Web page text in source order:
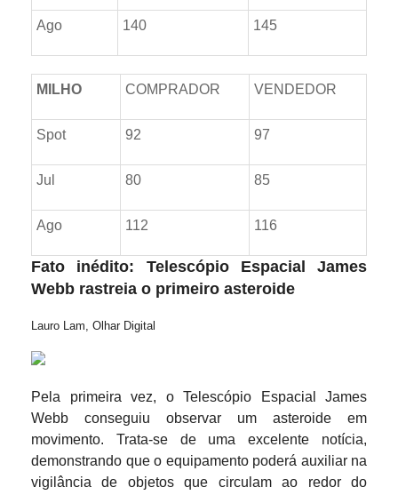
Ago 140 145
MILHO COMPRADOR VENDEDOR
Spot 92 97
Jul 80 85
Ago 112 116
Fato inédito: Telescópio Espacial James
Webb rastreia o primeiro asteroide
Lauro Lam, Olhar Digital
Pela primeira vez, o Telescópio Espacial James
Webb conseguiu observar um asteroide em
movimento. Trata-se de uma excelente notícia,
demonstrando que o equipamento poderá auxiliar na
vigilância de objetos que circulam ao redor do